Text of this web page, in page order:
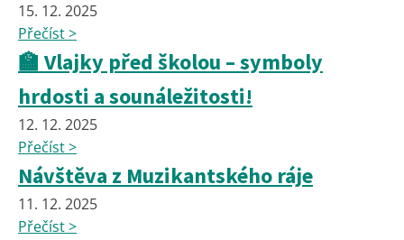
15. 12. 2025
Přečíst >
🏫 Vlajky před školou – symboly
hrdosti a sounáležitosti!
12. 12. 2025
Přečíst >
Návštěva z Muzikantského ráje
11. 12. 2025
Přečíst >